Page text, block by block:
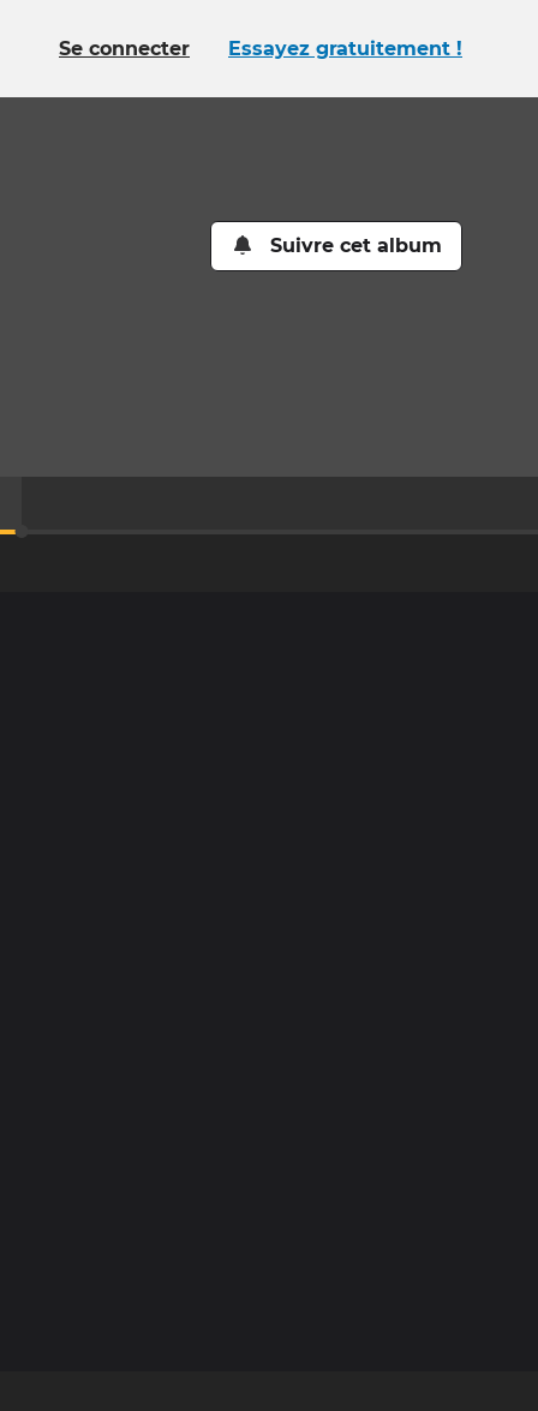
Se connecter Essayez gratuitement !
Suivre cet album